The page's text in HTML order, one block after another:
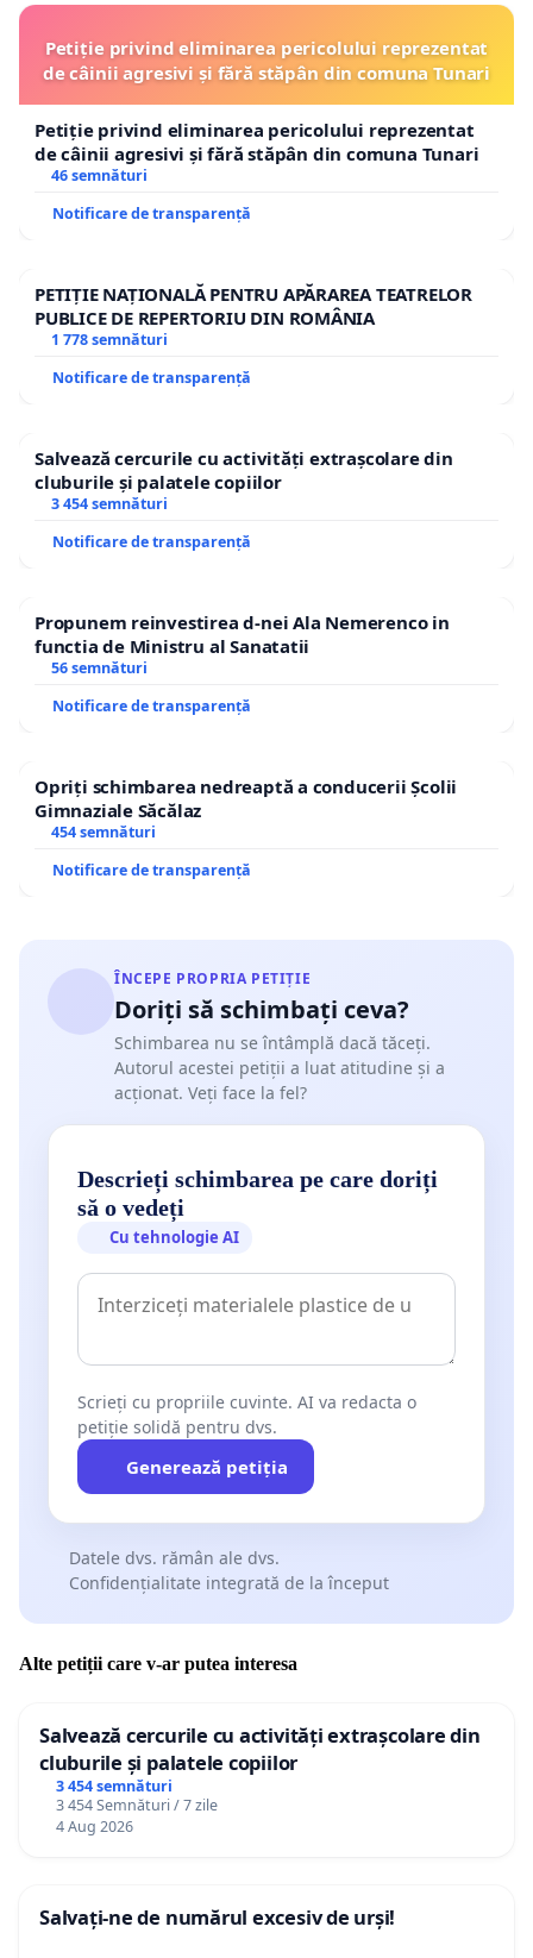
Petiție privind eliminarea pericolului reprezentat
de câinii agresivi și fără stăpân din comuna Tunari
Petiție privind eliminarea pericolului reprezentat
de câinii agresivi și fără stăpân din comuna Tunari
46 semnături
Notificare de transparență
PETIȚIE NAȚIONALĂ PENTRU APĂRAREA TEATRELOR
PUBLICE DE REPERTORIU DIN ROMÂNIA
1 778 semnături
Notificare de transparență
Salvează cercurile cu activități extrașcolare din
cluburile și palatele copiilor
3 454 semnături
Notificare de transparență
Propunem reinvestirea d-nei Ala Nemerenco in
functia de Ministru al Sanatatii
56 semnături
Notificare de transparență
Opriți schimbarea nedreaptă a conducerii Școlii
Gimnaziale Săcălaz
454 semnături
Notificare de transparență
ÎNCEPE PROPRIA PETIȚIE
Doriți să schimbați ceva?
Schimbarea nu se întâmplă dacă tăceți.
Autorul acestei petiții a luat atitudine și a
acționat. Veți face la fel?
Descrieți schimbarea pe care doriți
să o vedeți
Cu tehnologie AI
Scrieți cu propriile cuvinte. AI va redacta o
petiție solidă pentru dvs.
Generează petiția
Datele dvs. rămân ale dvs.
Confidențialitate integrată de la început
Alte petiții care v-ar putea interesa
Salvează cercurile cu activități extrașcolare din
cluburile și palatele copiilor
3 454 semnături
3 454 Semnături / 7 zile
4 Aug 2026
Salvați-ne de numărul excesiv de urși!